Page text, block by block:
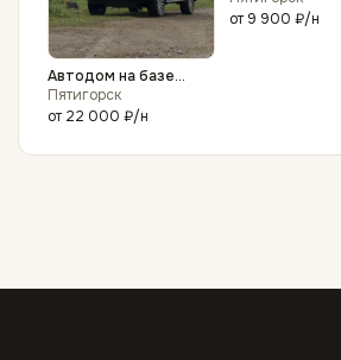
Автодом на базе
пикапа Foton Tunland
G7
Пятигорск
от 22 000 ₽/н
аренда
от 9 900 ₽/н